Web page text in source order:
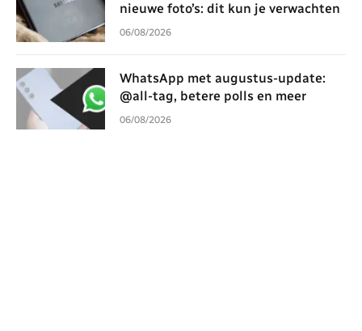
nieuwe foto’s: dit kun je verwachten
06/08/2026
WhatsApp met augustus-update:
@all-tag, betere polls en meer
06/08/2026